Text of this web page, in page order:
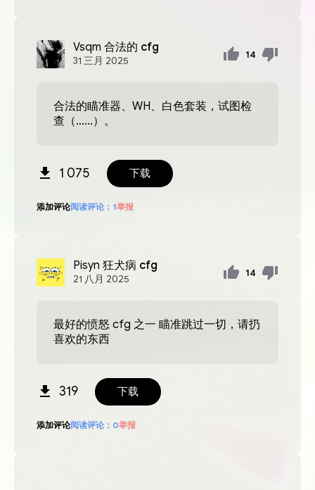
Vsqm 合法的 cfg
31 三月 2025
14
合法的瞄准器、WH、白色套装，试图检
查（......）。
1 075 下载
添加评论阅读评论： 1举报
Pisyn 狂犬病 cfg
21 八月 2025
14
最好的愤怒 cfg 之一 瞄准跳过一切，请扔
喜欢的东西
319 下载
添加评论阅读评论： 0举报